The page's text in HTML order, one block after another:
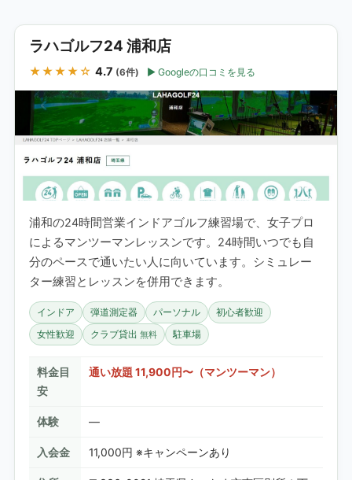
ラハゴルフ24 浦和店
★★★★☆ 4.7 (6件) Googleの口コミを見る
浦和の24時間営業インドアゴルフ練習場で、女子プロ
によるマンツーマンレッスンです。24時間いつでも自
分のペースで通いたい人に向いています。シミュレー
ター練習とレッスンを併用できます。
インドア 弾道測定器 パーソナル
初心者歓迎
女性歓迎
クラブ貸出 無料 駐車場
料金目
安
通い放題 11,900円〜（マンツーマン）
体験 —
入会金 11,000円 ※キャンペーンあり